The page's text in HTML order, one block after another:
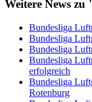
Weitere News
Bundesliga
Bundesliga
Bundesliga
Bundesliga
erfolgreich
Bundesliga
Rotenburg